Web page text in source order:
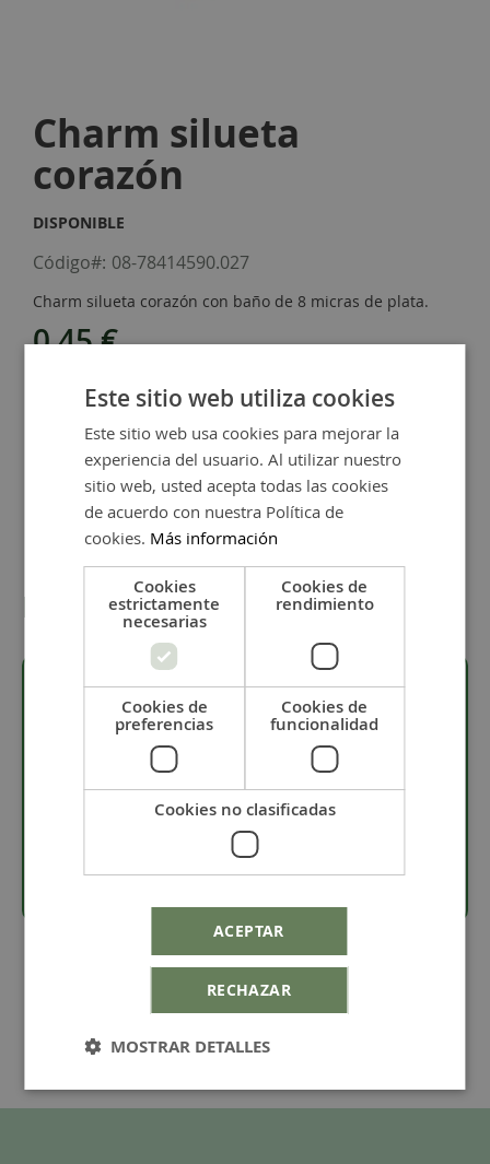
the
beginning
of
the
images
Charm silueta
corazón
DISPONIBLE
Código 08-78414590.027
Charm silueta corazón con baño de 8 micras de plata.
0,45 €
+
Añadir al carrito
Detalles
Descripción
· Pieza bañada en 8 micras de plata.
· Material: Zamak.
Este sitio web utiliza cookies
Este sitio web usa cookies para mejorar la
experiencia del usuario. Al utilizar nuestro
sitio web, usted acepta todas las cookies
de acuerdo con nuestra Política de
cookies. Más información
Cookies
estrictamente
necesarias
Cookies de
rendimiento
Cookies de
preferencias
Cookies de
funcionalidad
Cookies no clasificadas
ACEPTAR
RECHAZAR
MOSTRAR DETALLES